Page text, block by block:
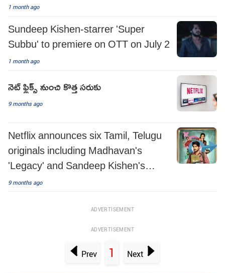
1 month ago
Sundeep Kishen-starrer 'Super
Subbu' to premiere on OTT on July 2
1 month ago
నెట్ ఫ్లిక్స్ నుంచి కొత్త సరుకు
9 months ago
Netflix announces six Tamil, Telugu
originals including Madhavan's
'Legacy' and Sandeep Kishen's
'Super Subbu'
9 months ago
ADVERTISEMENT
ADVERTISEMENT
Prev 1 Next